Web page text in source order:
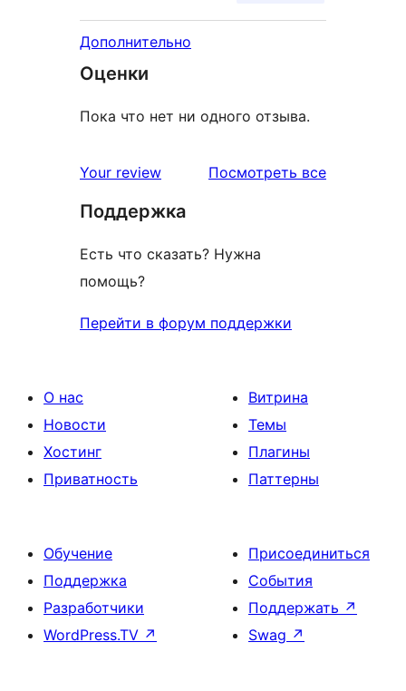
Дополнительно
Оценки
Пока что нет ни одного отзыва.
Your review Посмотреть всеотзывы
Поддержка
Есть что сказать? Нужна
помощь?
Перейти в форум поддержки
О нас
Новости
Хостинг
Приватность
Витрина
Темы
Плагины
Паттерны
Обучение
Поддержка
Разработчики
WordPress.TV ↗
Присоединиться
События
Поддержать ↗
Swag ↗